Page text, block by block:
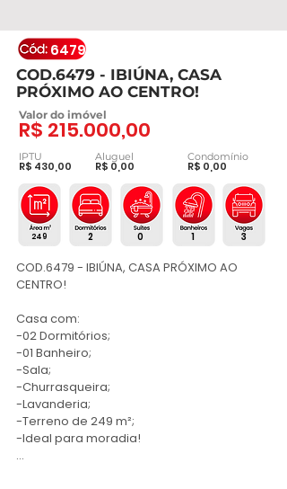
6479
COD.6479 - IBIÚNA, CASA
PRÓXIMO AO CENTRO!
Valor do imóvel
R$ 215.000,00
IPTU
R$ 430,00
Aluguel
R$ 0,00
Condomínio
R$ 0,00
2 0 1 3
249
COD.6479 - IBIÚNA, CASA PRÓXIMO AO
CENTRO!
Casa com:
-02 Dormitórios;
-01 Banheiro;
-Sala;
-Churrasqueira;
-Lavanderia;
-Terreno de 249 m²;
-Ideal para moradia!